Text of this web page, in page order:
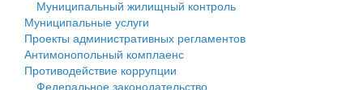
Деятельность МУ
Нормативы градостроительного проектирования
Правила землепользования и застройки
Муниципальный жилищный контроль
Муниципальные услуги
Проекты административных регламентов
Антимонопольный комплаенс
Противодействие коррупции
Федеральное законодательство